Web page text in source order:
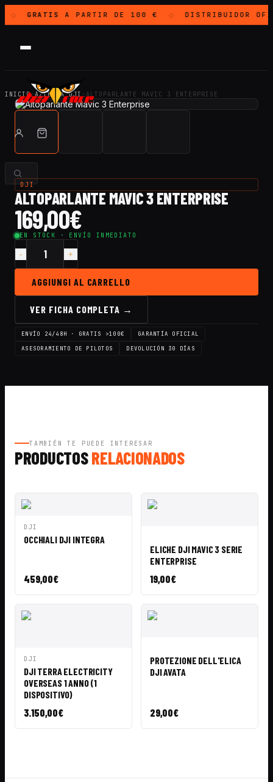
◇ GRATISA PARTIR DE 100 € ◇ DISTRIBUIDOR
INICIO·AZIENDA DJI·ALTOPARLANTE MAVIC 3 ENTERPRISE
DJI
ALTOPARLANTE MAVIC 3 ENTERPRISE
169,00€
EN STOCK · ENVÍO INMEDIATO
Quantità
Altoparlante
Mavic
Enterprise
AGGIUNGI AL CARRELLO
VER FICHA COMPLETA →
ENVÍO 24/48H · GRATIS >100€
GARANTÍA OFICIAL
ASESORAMIENTO DE PILOTOS
DEVOLUCIÓN 30 DÍAS
TAMBIÉN TE PUEDE INTERESAR
PRODUCTOSRELACIONADOS
VISTA
DJI
OCCHIALI DJI INTEGRA
459,00€
ELICHE DJI MAVIC 3 SERIE
ENTERPRISE
19,00€
VISTA
DJI
DJI TERRA ELECTRICITY
OVERSEAS 1 ANNO (1
DISPOSITIVO)
3.150,00€
PROTEZIONE DELL'ELICA
DJI AVATA
29,00€